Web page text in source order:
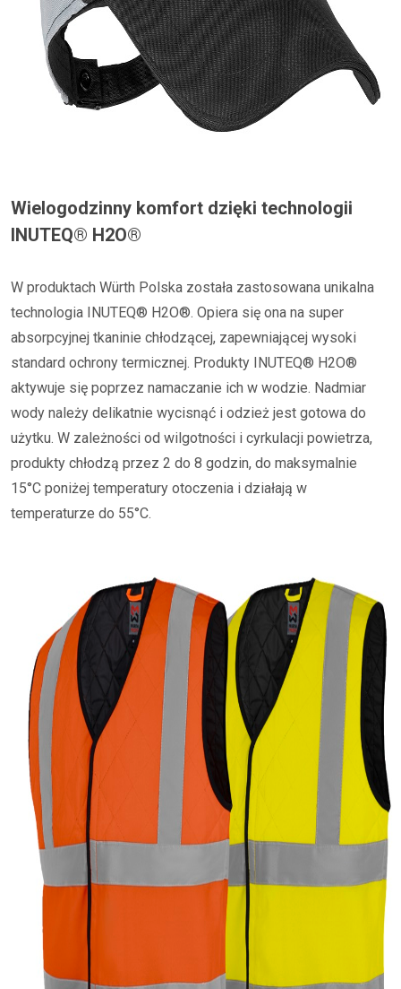
Wielogodzinny komfort dzięki technologii
INUTEQ®️ H2O®️
W produktach Würth Polska została zastosowana unikalna
technologia INUTEQ®️ H2O®️. Opiera się ona na super
absorpcyjnej tkaninie chłodzącej, zapewniającej wysoki
standard ochrony termicznej. Produkty INUTEQ®️ H2O®️
aktywuje się poprzez namaczanie ich w wodzie. Nadmiar
wody należy delikatnie wycisnąć i odzież jest gotowa do
użytku. W zależności od wilgotności i cyrkulacji powietrza,
produkty chłodzą przez 2 do 8 godzin, do maksymalnie
15°C poniżej temperatury otoczenia i działają w
temperaturze do 55°C.